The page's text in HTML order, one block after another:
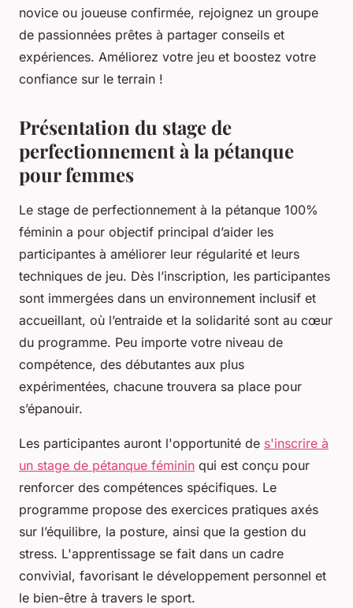
novice ou joueuse confirmée, rejoignez un groupe
de passionnées prêtes à partager conseils et
expériences. Améliorez votre jeu et boostez votre
confiance sur le terrain !
Présentation du stage de
perfectionnement à la pétanque
pour femmes
Le stage de perfectionnement à la pétanque 100%
féminin a pour objectif principal d’aider les
participantes à améliorer leur régularité et leurs
techniques de jeu. Dès l’inscription, les participantes
sont immergées dans un environnement inclusif et
accueillant, où l’entraide et la solidarité sont au cœur
du programme. Peu importe votre niveau de
compétence, des débutantes aux plus
expérimentées, chacune trouvera sa place pour
s’épanouir.
Les participantes auront l'opportunité de s'inscrire à
un stage de pétanque féminin qui est conçu pour
renforcer des compétences spécifiques. Le
programme propose des exercices pratiques axés
sur l’équilibre, la posture, ainsi que la gestion du
stress. L'apprentissage se fait dans un cadre
convivial, favorisant le développement personnel et
le bien-être à travers le sport.